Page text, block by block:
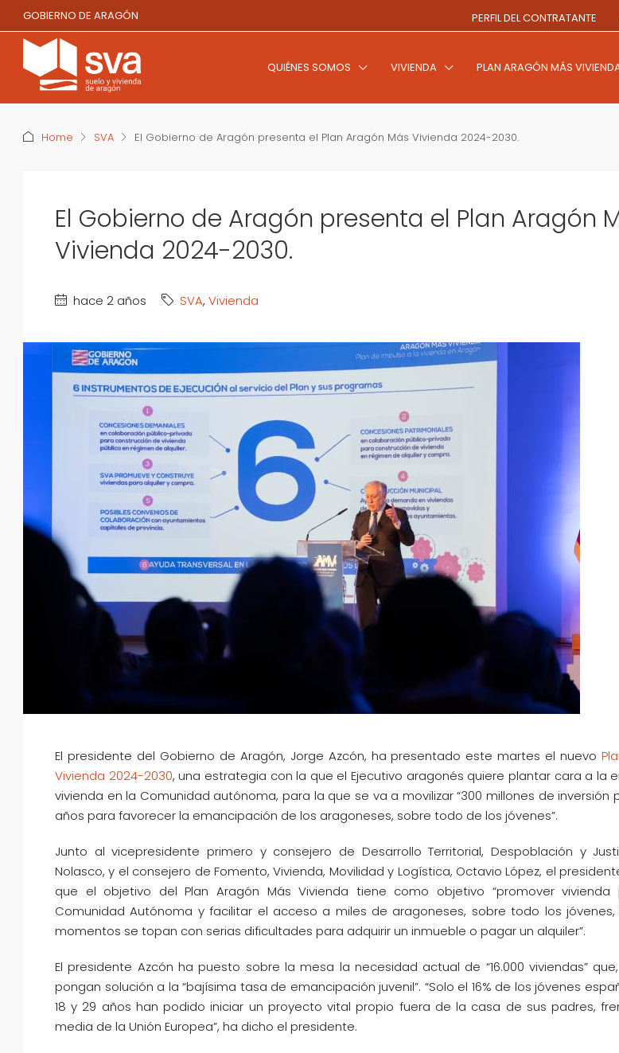
GOBIERNO DE ARAGÓN PERFIL DEL CONTRATANTE
QUIÉNES SOMOS VIVIENDA PLAN ARAGÓN MÁS
Home SVA El Gobierno de Aragón presenta el Plan Aragón Más Vivienda 2024-2030.
El Gobierno de Aragón presenta el Plan Aragón
Vivienda 2024-2030.
hace 2 años SVA, Vivienda
El presidente del Gobierno de Aragón, Jorge Azcón, ha presentado este martes el nuevo
Vivienda 2024-2030, una estrategia con la que el Ejecutivo aragonés quiere plantar cara a la
vivienda en la Comunidad autónoma, para la que se va a movilizar “300 millones de inversión
años para favorecer la emancipación de los aragoneses, sobre todo de los jóvenes”.
Junto al vicepresidente primero y consejero de Desarrollo Territorial, Despoblación y
Nolasco, y el consejero de Fomento, Vivienda, Movilidad y Logística, Octavio López, el
que el objetivo del Plan Aragón Más Vivienda tiene como objetivo “promover
Comunidad Autónoma y facilitar el acceso a miles de aragoneses, sobre todo los
momentos se topan con serias dificultades para adquirir un inmueble o pagar un alquiler”.
El presidente Azcón ha puesto sobre la mesa la necesidad actual de “16.000 viviendas”
pongan solución a la “bajísima tasa de emancipación juvenil”. “Solo el 16% de los jóvenes
18 y 29 años han podido iniciar un proyecto vital propio fuera de la casa de sus padres,
media de la Unión Europea”, ha dicho el presidente.